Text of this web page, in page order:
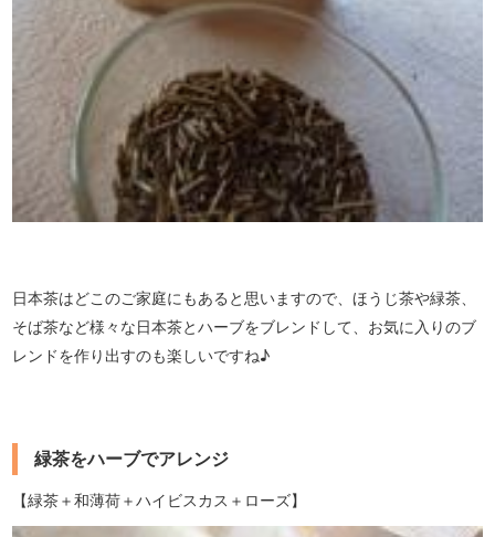
日本茶はどこのご家庭にもあると思いますので、ほうじ茶や緑茶、
そば茶など様々な日本茶とハーブをブレンドして、お気に入りのブ
レンドを作り出すのも楽しいですね♪
緑茶をハーブでアレンジ
【緑茶＋和薄荷＋ハイビスカス＋ローズ】